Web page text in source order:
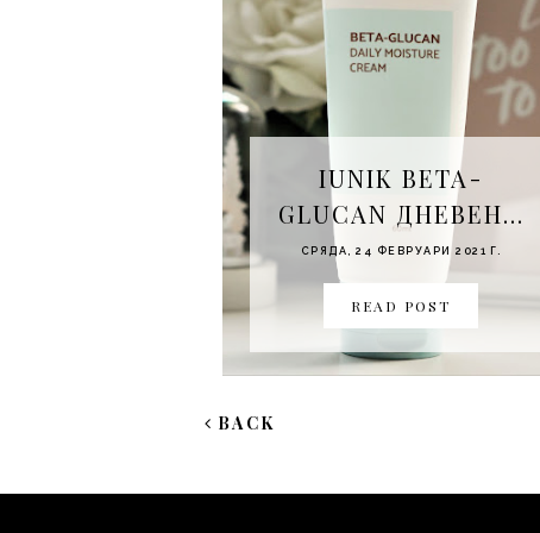
IUNIK BETA-
GLUCAN ДНЕВЕН...
СРЯДА, 24 ФЕВРУАРИ 2021 Г.
READ POST
BACK